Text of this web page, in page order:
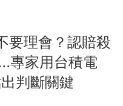
要理會？認賠殺
專家用台積電
判斷關鍵